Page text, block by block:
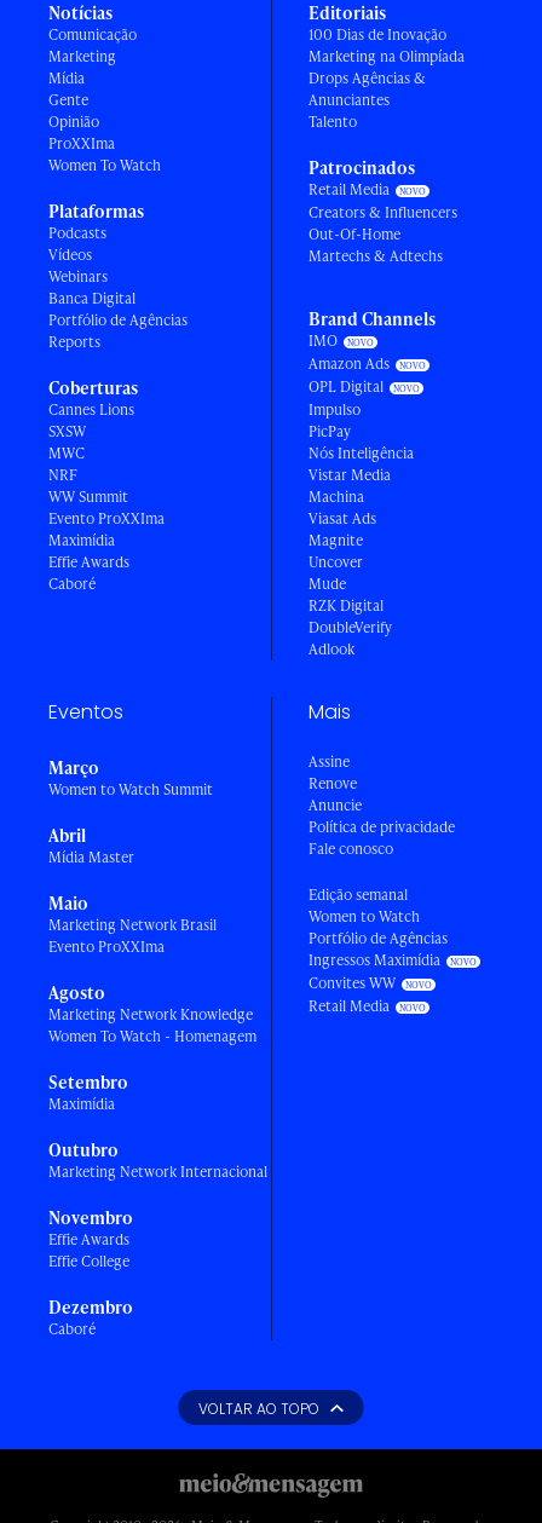
Notícias
Comunicação
Marketing
Mídia
Gente
Opinião
ProXXIma
Women To Watch
Plataformas
Podcasts
Vídeos
Webinars
Banca Digital
Portfólio de Agências
Reports
Coberturas
Cannes Lions
SXSW
MWC
NRF
WW Summit
Evento ProXXIma
Maximídia
Effie Awards
Caboré
Editoriais
100 Dias de Inovação
Marketing na Olimpíada
Drops Agências &
Anunciantes
Talento
Patrocinados
Retail Media
Creators & Influencers
Out-Of-Home
Martechs & Adtechs
Brand Channels
IMO
Amazon Ads
OPL Digital
Impulso
PicPay
Nós Inteligência
Vistar Media
Machina
Viasat Ads
Magnite
Uncover
Mude
RZK Digital
DoubleVerify
Adlook
Eventos
Março
Women to Watch Summit
Abril
Mídia Master
Maio
Marketing Network Brasil
Evento ProXXIma
Agosto
Marketing Network Knowledge
Women To Watch - Homenagem
Setembro
Maximídia
Outubro
Marketing Network Internacional
Novembro
Effie Awards
Effie College
Dezembro
Caboré
Mais
Assine
Renove
Anuncie
Política de privacidade
Fale conosco
Edição semanal
Women to Watch
Portfólio de Agências
Ingressos Maximídia
Convites WW
Retail Media
VOLTAR AO TOPO